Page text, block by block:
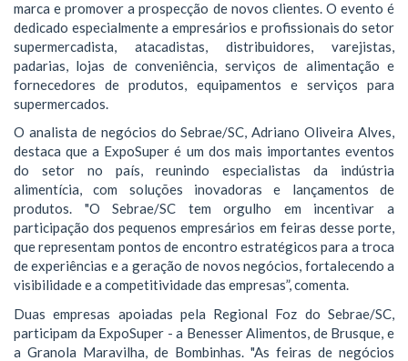
marca e promover a prospecção de novos clientes. O evento é
dedicado especialmente a empresários e profissionais do setor
supermercadista, atacadistas, distribuidores, varejistas,
padarias, lojas de conveniência, serviços de alimentação e
fornecedores de produtos, equipamentos e serviços para
supermercados.
O analista de negócios do Sebrae/SC, Adriano Oliveira Alves,
destaca que a ExpoSuper é um dos mais importantes eventos
do setor no país, reunindo especialistas da indústria
alimentícia, com soluções inovadoras e lançamentos de
produtos. "O Sebrae/SC tem orgulho em incentivar a
participação dos pequenos empresários em feiras desse porte,
que representam pontos de encontro estratégicos para a troca
de experiências e a geração de novos negócios, fortalecendo a
visibilidade e a competitividade das empresas”, comenta.
Duas empresas apoiadas pela Regional Foz do Sebrae/SC,
participam da ExpoSuper - a Benesser Alimentos, de Brusque, e
a Granola Maravilha, de Bombinhas. "As feiras de negócios